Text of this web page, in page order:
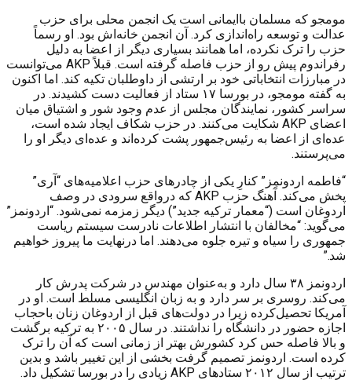
مومجو که مسلمان باایمانی است یک انجمن محلی برای حزب
عدالت و توسعه راه‌اندازی کرد. آن انجمن خانه‌اش بود. او رسماً
حزب را ترک نکرده، اما همانند بسیاری دیگر از اعضا به دلیل
رفراندوم پیش رو از حزب فاصله گرفته است. قبلاًAKP می‌توانست
در مبارزات انتخاباتی خود بر ارتشی از داوطلبان تکیه کند. اما اکنون
به گفته مومجو، در بورسا ۱۷ ستاد از فعالیت دست کشیدند. در
سراسر کشور، نمایندگان مجلس از عدم وجود شور و اشتیاق میان
اعضای AKP شکایت می‌کنند. در حزب شکاف ایجاد شده است،
عده‌ای از اعضا به رئیس‌جمهور پشت کرده‌اند و عده‌ای دیگر او را
می‌پرستند.
“فاطمه اردونمِز” کنارِ یکی از چادرهای حزب اعلامیه‌های “آری”
پخش می‌کند. آهنگ حزب AKP که درواقع سرودی در وصف
اردوغان است (“معمار ترکیه جدید”) دیگر زمزمه نمی‌شود. “اردونمز”
می‌گوید: “مخالفان با انتشار اطلاعات نادرست سیستم ریاست
جمهوری را سیاه و تیره جلوه می‌دهند. اما درنهایت ما پیروز خواهیم
شد.”
اردونمز ۳۸ سال دارد و به‌عنوان مهندس در شرکت پدرش کار
می‌کند. روسری بر سر دارد و به زبان انگلیسی مسلط است. او در
آمریکا تحصیل‌کرده زیرا در دولت‌های قبل از اردوغان زنان باحجاب
اجازه حضور در دانشگاه را نداشتند. در سال ۲۰۰۵ به ترکیه برگشت
و بالا فاصله حس کرد کشورش بهتر از زمانی است که آن را ترک
کرده است. اردونمز تصمیم گرفت بخشی از این تغییر باشد و بدین
ترتیب از سال ۲۰۱۲ ستادهای
AKP زیادی را در بورسا تشکیل داد.